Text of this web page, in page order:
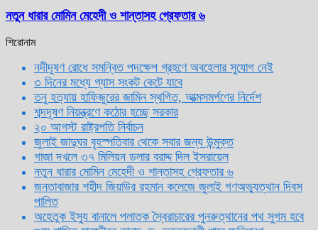
নতুন ধারার মোমিন মেহেদী ও শান্তাসহ গ্রেফতার ৬
শিরোনাম
নদীদূষণ রোধে সমন্বিত পদক্ষেপ গ্রহণে অবহেলার সুযোগ নেই
৩ দিনের মধ্যে গ্যাস সংকট কেটে যাবে
তনু হত্যায় হাফিজুরের জামিন স্থগিত, আত্মসমর্পণের নির্দেশ
শব্দদূষণ নিয়ন্ত্রণে কঠোর হচ্ছে সরকার
২০ আগস্ট রাষ্ট্রপতি নির্বাচন
জুলাই জাদুঘর বৃহস্পতিবার থেকে সবার জন্য উন্মুক্ত
গাজা দখলে ৩৭ মিলিয়ন ডলার বরাদ্দ দিল ইসরায়েল
নতুন ধারার মোমিন মেহেদী ও শান্তাসহ গ্রেফতার ৬
জনতাবাজার শহীদ জিয়াউর রহমান কলেজে জুলাই গণঅভ্যুত্থান দিবস
পালিত
অহেতুক ইস্যু বানালে পলাতক স্বৈরাচারের পুনরুত্থানের পথ সুগম হবে